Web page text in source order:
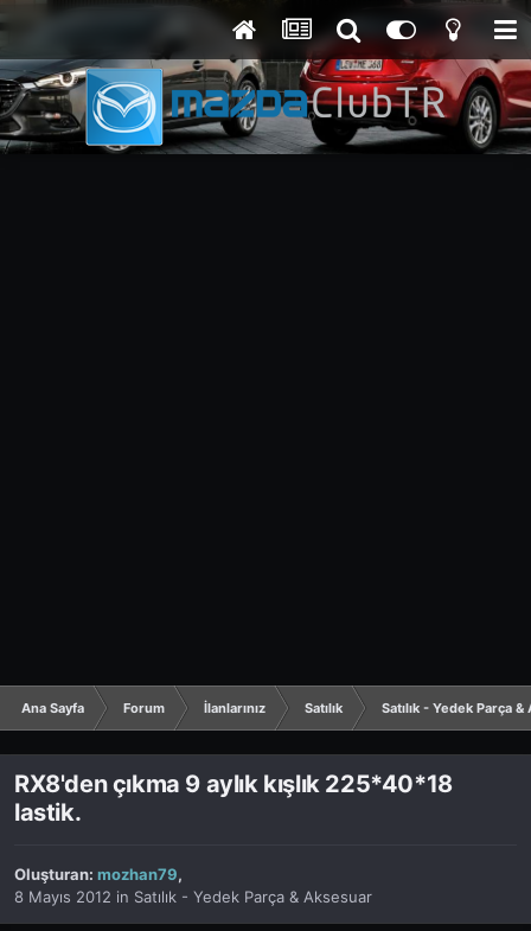
Ana Sayfa Forum İlanlarınız Satılık Satılık - Yedek Parça
RX8'den çıkma 9 aylık kışlık 225*40*18
lastik.
Oluşturan: mozhan79,
8 Mayıs 2012 in Satılık - Yedek Parça & Aksesuar